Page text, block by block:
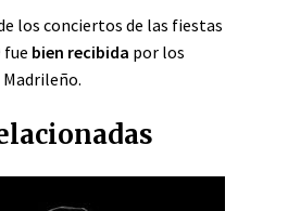
los conciertos de las fiestas
fue bien recibida por los